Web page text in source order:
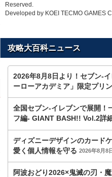
Reserved.
Developed by KOEI TECMO GAMES
攻略大百科ニュース
2026年8月8日より！セブン‐
ーローアカデミア」限定プリ
全国セブン‐イレブンで展開
フ編- GIANT BASH!! Vol.2詳
ディズニーデザインのカード
愛く個人情報を守る 2026年8月8
阿波おどり2026×鬼滅の刃・